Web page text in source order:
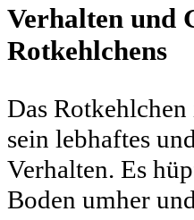
Verhalten und
Rotkehlchens
Das
sein lebhaftes
Verhalten. Es
Boden umher